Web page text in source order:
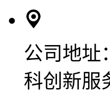
公司地址：
科创新服